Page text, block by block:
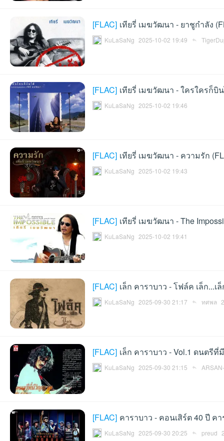
[FLAC] เทียรี่ เมฆวัฒนา - ยาชูกำลัง
KuLaSaNg 2025-10-02 19:49
[FLAC] เทียรี่ เมฆวัฒนา - ใครใครก็บิ
KuLaSaNg 2025-10-02 19:46
[FLAC] เทียรี่ เมฆวัฒนา - ความรัก
KuLaSaNg 2025-10-02 19:43
[FLAC] เทียรี่ เมฆวัฒนา - The
KuLaSaNg 2025-10-02 19:41
[FLAC] เล็ก คาราบาว - โฟล์ค เล็ก...เ
KuLaSaNg 2025-09-30 21:17 ทศพล
[FLAC] เล็ก คาราบาว - Vol.1 ดนตรี
KuLaSaNg 2025-09-30 21:15
[FLAC] คาราบาว - คอนเสิร์ต 40 ปี ค
KuLaSaNg 2025-09-30 20:25 preud